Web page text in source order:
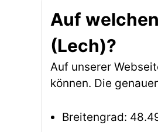
Auf
(Lech)?
Auf unserer
können. Die
Breitengrad: